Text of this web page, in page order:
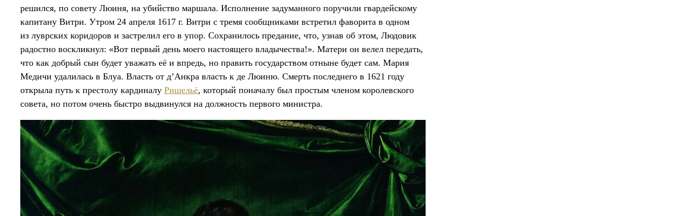
решился, по совету Люиня, на убийство маршала. Исполнение задуманного поручили гвардейскому
капитану Витри. Утром 24 апреля 1617 г. Витри с тремя сообщниками встретил фаворита в одном
из луврских коридоров и застрелил его в упор. Сохранилось предание, что, узнав об этом, Людовик
радостно воскликнул: «Вот первый день моего настоящего владычества!». Матери он велел передать,
что как добрый сын будет уважать её и впредь, но править государством отныне будет сам. Мария
Медичи удалилась в Блуа. Власть от д’Анкра власть к де Люиню. Смерть последнего в 1621 году
открыла путь к престолу кардиналу Ришельё, который поначалу был простым членом королевского
совета, но потом очень быстро выдвинулся на должность первого министра.